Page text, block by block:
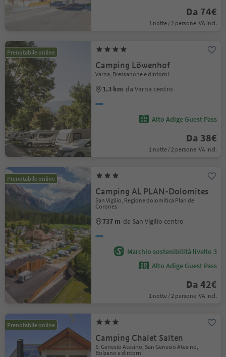
Da 74€
1 notte / 2 persone IVA incl.
Prenotabile online
Camping Löwenhof
Varna, Bressanone e dintorni
1.3 km da Varna centro
Alto Adige Guest Pass
Da 38€
1 notte / 2 persone IVA incl.
Prenotabile online
Camping AL PLAN-Dolomites
San Vigilio, Regione dolomitica Plan de
Corones
737 m da San Vigilio centro
Marchio sostenibilità livello 3
Alto Adige Guest Pass
Da 42€
1 notte / 2 persone IVA incl.
Prenotabile online
Camping Chalet Salten
S. Genesio Atesino, San Genesio Atesino,
Bolzano e dintorni